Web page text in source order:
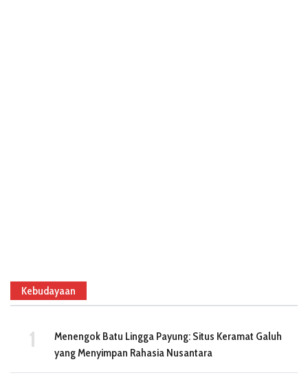
Kebudayaan
Menengok Batu Lingga Payung: Situs Keramat Galuh
yang Menyimpan Rahasia Nusantara